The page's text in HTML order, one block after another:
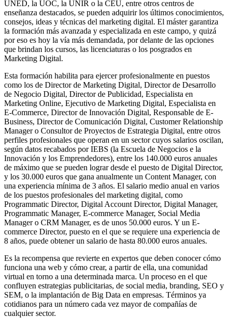
UNED, la UOC, la UNIR o la CEU, entre otros centros de
enseñanza destacados, se pueden adquirir los últimos conocimientos,
consejos, ideas y técnicas del marketing digital. El máster garantiza
la formación más avanzada y especializada en este campo, y quizá
por eso es hoy la vía más demandada, por delante de las opciones
que brindan los cursos, las licenciaturas o los posgrados en
Marketing Digital.
Esta formación habilita para ejercer profesionalmente en puestos
como los de Director de Marketing Digital, Director de Desarrollo
de Negocio Digital, Director de Publicidad, Especialista en
Marketing Online, Ejecutivo de Marketing Digital, Especialista en
E-Commerce, Director de Innovación Digital, Responsable de E-
Business, Director de Comunicación Digital, Customer Relationship
Manager o Consultor de Proyectos de Estrategia Digital, entre otros
perfiles profesionales que operan en un sector cuyos salarios oscilan,
según datos recabados por IEBS (la Escuela de Negocios e la
Innovación y los Emprendedores), entre los 140.000 euros anuales
de máximo que se pueden lograr desde el puesto de Digital Director,
y los 30.000 euros que gana anualmente un Content Manager, con
una experiencia mínima de 3 años. El salario medio anual en varios
de los puestos profesionales del marketing digital, como
Programmatic Director, Digital Account Director, Digital Manager,
Programmatic Manager, E-commerce Manager, Social Media
Manager o CRM Manager, es de unos 50.000 euros. Y un E-
commerce Director, puesto en el que se requiere una experiencia de
8 años, puede obtener un salario de hasta 80.000 euros anuales.
Es la recompensa que revierte en expertos que deben conocer cómo
funciona una web y cómo crear, a partir de ella, una comunidad
virtual en torno a una determinada marca. Un proceso en el que
confluyen estrategias publicitarias, de social media, branding, SEO y
SEM, o la implantación de Big Data en empresas. Términos ya
cotidianos para un número cada vez mayor de compañías de
cualquier sector.